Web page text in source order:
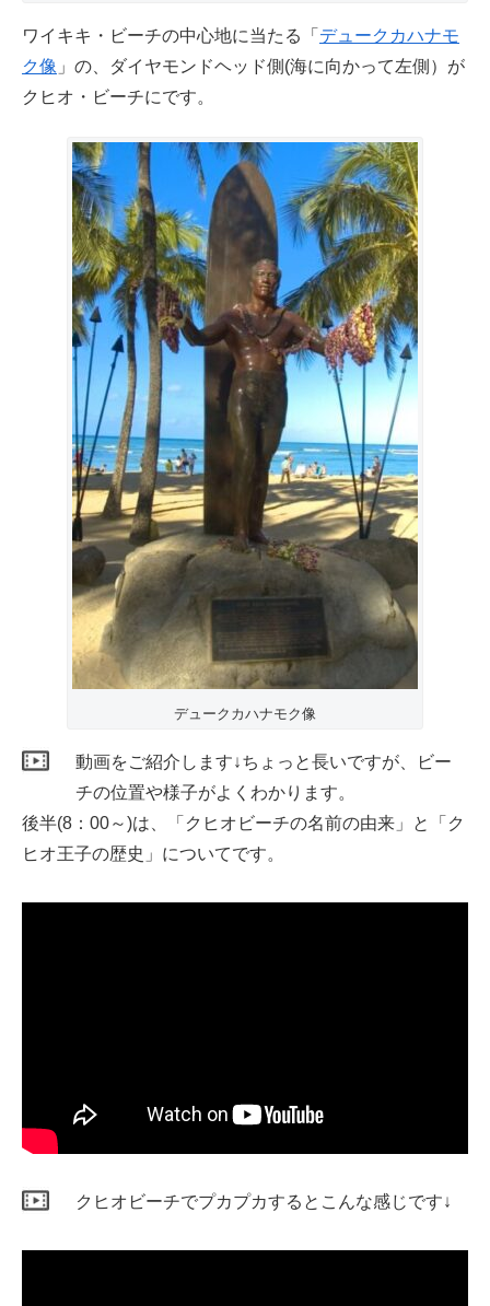
ワイキキ・ビーチの中心地に当たる「 デュークカハナモ
ク像 」の、ダイヤモンドヘッド側(海に向かって左側）が
クヒオ・ビーチにです。
デュークカハナモク像
動画をご紹介します↓ちょっと長いですが、ビー
チの位置や様子がよくわかります。
後半(8：00～)は、「クヒオビーチの名前の由来」と「ク
ヒオ王子の歴史」についてです。
クヒオビーチでプカプカするとこんな感じです↓